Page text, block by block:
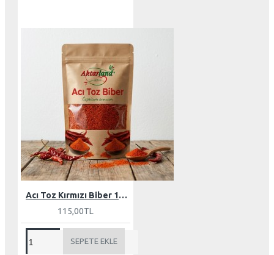
Acı Toz Kırmızı Biber 100 gr
115,00TL
SEPETE EKLE